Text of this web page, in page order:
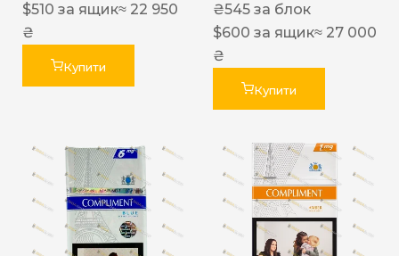
$510 за ящик≈ 22 950
₴
Купити
₴545 за блок
$600 за ящик≈ 27 000
₴
Купити